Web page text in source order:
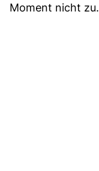
Moment nicht zu.